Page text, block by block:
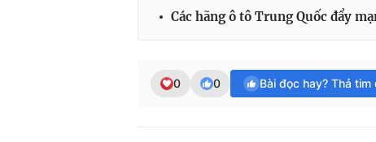
Các hãng ô tô Trung Quốc đẩy
0 0 Bài đọc hay? Thả